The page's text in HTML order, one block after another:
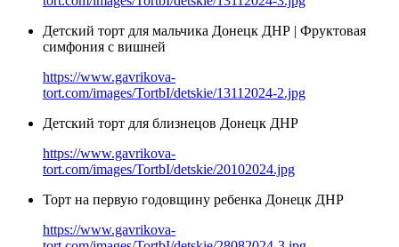
Детский торт для мальчика Донецк ДНР | Фруктовая
симфония с вишней
https://www.gavrikova-
tort.com/images/TortbI/detskie/13112024-2.jpg
Детский торт для близнецов Донецк ДНР
https://www.gavrikova-
tort.com/images/TortbI/detskie/20102024.jpg
Торт на первую годовщину ребенка Донецк ДНР
https://www.gavrikova-